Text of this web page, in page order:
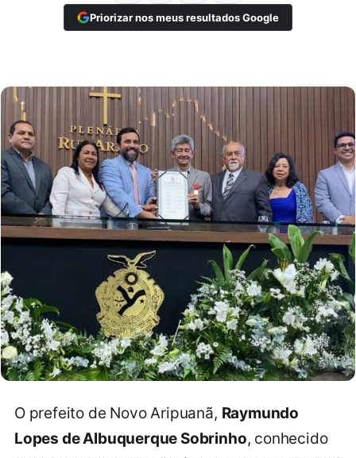
Priorizar nos meus resultados Google
O prefeito de Novo Aripuanã, Raymundo
Lopes de Albuquerque Sobrinho, conhecido